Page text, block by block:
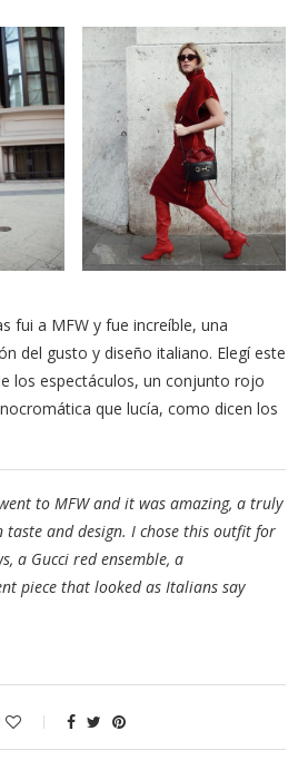
fui a MFW y fue increíble, una
del gusto y diseño italiano. Elegí este
los espectáculos, un conjunto rojo
que lucía, como dicen los
to MFW and it was amazing, a truly
and design. I chose this outfit for
a Gucci red ensemble, a
piece that looked as Italians say